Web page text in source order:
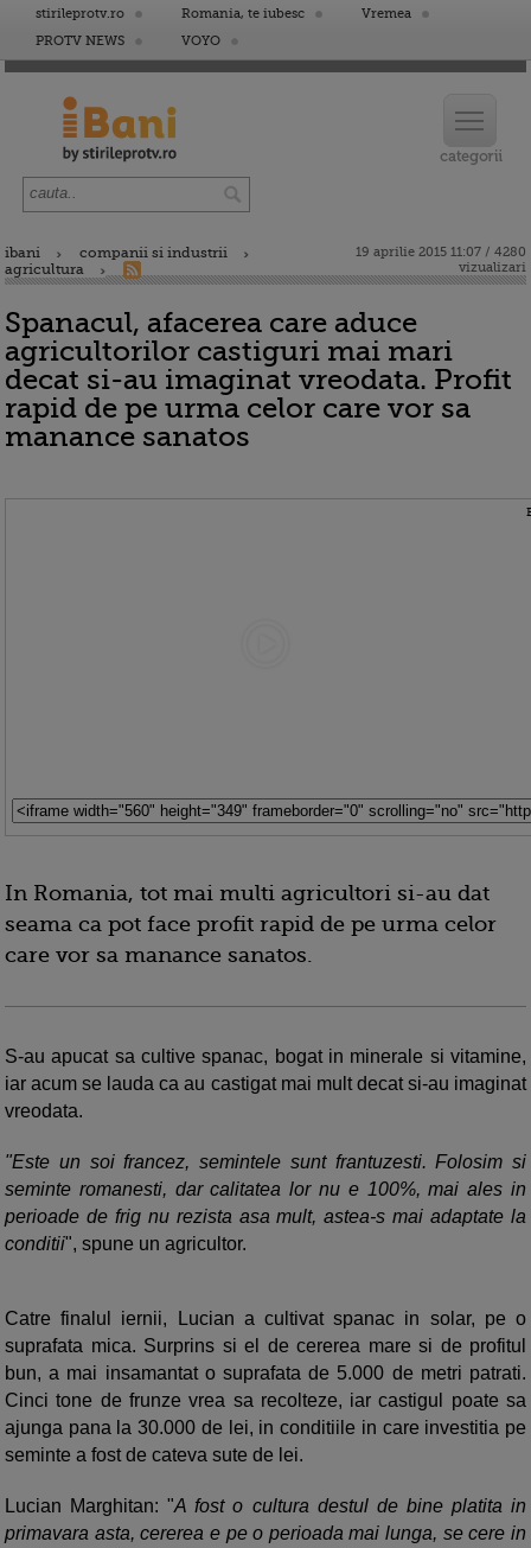
stirileprotv.ro Romania, te iubesc
Vremea
PROTV NEWS
VOYO
ibani
companii si industrii
agricultura
19 aprilie 2015 11:07 / 4280
vizualizari
Spanacul, afacerea care aduce
agricultorilor castiguri mai mari
decat si-au imaginat vreodata. Profit
rapid de pe urma celor care vor sa
manance sanatos
In Romania, tot mai multi agricultori si-au dat
seama ca pot face profit rapid de pe urma celor
care vor sa manance sanatos.
S-au apucat sa cultive spanac, bogat in minerale si vitamine,
iar acum se lauda ca au castigat mai mult decat si-au imaginat
vreodata.
"Este un soi francez, semintele sunt frantuzesti. Folosim si
seminte romanesti, dar calitatea lor nu e 100%, mai ales in
perioade de frig nu rezista asa mult, astea-s mai adaptate la
conditii", spune un agricultor.
Catre finalul iernii, Lucian a cultivat spanac in solar, pe o
suprafata mica. Surprins si el de cererea mare si de profitul
bun, a mai insamantat o suprafata de 5.000 de metri patrati.
Cinci tone de frunze vrea sa recolteze, iar castigul poate sa
ajunga pana la 30.000 de lei, in conditiile in care investitia pe
seminte a fost de cateva sute de lei.
Lucian Marghitan: "A fost o cultura destul de bine platita in
primavara asta, cererea e pe o perioada mai lunga, se cere in